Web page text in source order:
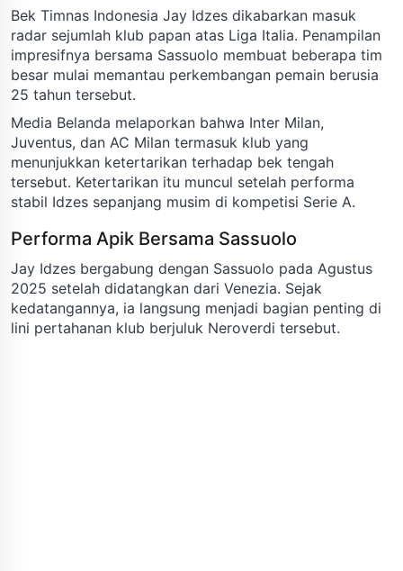
Bek Timnas Indonesia Jay Idzes dikabarkan masuk
radar sejumlah klub papan atas Liga Italia. Penampilan
impresifnya bersama Sassuolo membuat beberapa tim
besar mulai memantau perkembangan pemain berusia
25 tahun tersebut.
Media Belanda melaporkan bahwa Inter Milan,
Juventus, dan AC Milan termasuk klub yang
menunjukkan ketertarikan terhadap bek tengah
tersebut. Ketertarikan itu muncul setelah performa
stabil Idzes sepanjang musim di kompetisi Serie A.
Performa Apik Bersama Sassuolo
Jay Idzes bergabung dengan Sassuolo pada Agustus
2025 setelah didatangkan dari Venezia. Sejak
kedatangannya, ia langsung menjadi bagian penting di
lini pertahanan klub berjuluk Neroverdi tersebut.